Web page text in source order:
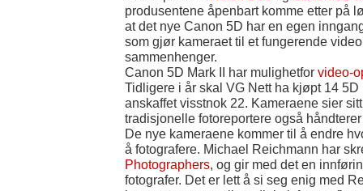
produsentene åpenbart komme etter på
at det nye Canon 5D har en egen
som gjør kameraet til et fungerende
sammenhenger.
Canon 5D Mark II har mulighetfor video-
Tidligere i år skal VG Nett ha kjøpt 14 5D
anskaffet visstnok 22. Kameraene sier
tradisjonelle fotoreportere også
De nye kameraene kommer til å endre
å fotografere. Michael Reichmann har
Photographers, og gir med det en
fotografer. Det er lett å si seg enig med